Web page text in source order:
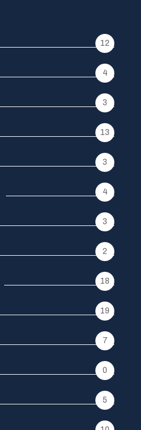
12
4
3
13
3
4
3
2
18
19
7
0
5